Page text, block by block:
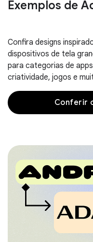
Exemplos de
Confira designs
dispositivos de tela
para categorias de
criatividade, jogos e
Conferir